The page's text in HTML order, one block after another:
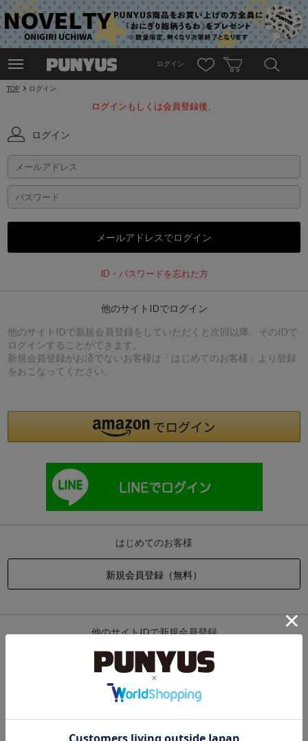
ログイン
TOP ログイン
ログインもしくは会員登録後、
ログイン
ID・パスワードを忘れた方
他のサイトIDでログイン
他のサイトIDで新規会員登録をしていただくと次回以降、そのIDで
ログインすることができます。
新規会員登録がお済でないお客様は「はじめてのお客様」より登録
をおこなってください。
はじめてのお客様
他のサイトIDで新規会員登録
他のサイトIDで新規会員登録をしていただくと次回以降、そのIDで
ログインすることができます。